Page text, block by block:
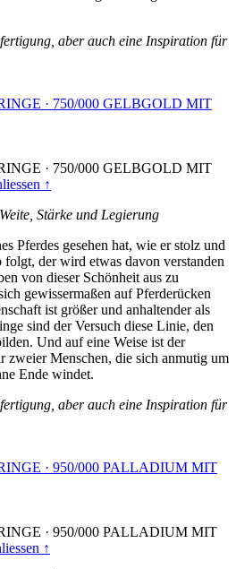
aber auch eine Inspiration für
· 750/000 GELBGOLD MIT
· 750/000 GELBGOLD MIT
↑
Stärke und Legierung
Pferdes gesehen hat, wie er stolz und
der wird etwas davon verstanden
von dieser Schönheit aus zu
gewissermaßen auf Pferderücken
ist größer und anhaltender als
sind der Versuch diese Linie, den
Und auf eine Weise ist der
zweier Menschen, die sich anmutig um
Ende windet.
aber auch eine Inspiration für
· 950/000 PALLADIUM MIT
· 950/000 PALLADIUM MIT
↑